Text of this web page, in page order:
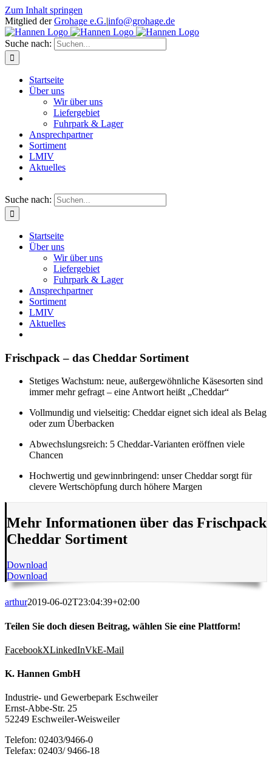
Zum Inhalt springen
Mitglied derGrohage e.G.|info@grohage.de
Suche nach:
Startseite
Über uns
Wir über uns
Liefergebiet
Fuhrpark & Lager
Ansprechpartner
Sortiment
LMIV
Aktuelles
Suche nach:
Startseite
Über uns
Wir über uns
Liefergebiet
Fuhrpark & Lager
Ansprechpartner
Sortiment
LMIV
Aktuelles
Frischpack – das Cheddar Sortiment
Stetiges Wachstum: neue, außergewöhnliche Käsesorten sind
immer mehr gefragt – eine Antwort heißt „Cheddar“
Vollmundig und vielseitig: Cheddar eignet sich ideal als Belag
oder zum Überbacken
Abwechslungsreich: 5 Cheddar-Varianten eröffnen viele
Chancen
Hochwertig und gewinnbringend: unser Cheddar sorgt für
clevere Wertschöpfung durch höhere Margen
Mehr Informationen über das Frischpack
Cheddar Sortiment
Download
Download
arthur2019-06-02T23:04:39+02:00
Teilen Sie doch diesen Beitrag, wählen Sie eine Plattform!
FacebookXLinkedInVkE-Mail
K. Hannen GmbH
Industrie- und Gewerbepark Eschweiler
Ernst-Abbe-Str. 25
52249 Eschweiler-Weisweiler
Telefon: 02403/9466-0
Telefax: 02403/ 9466-18